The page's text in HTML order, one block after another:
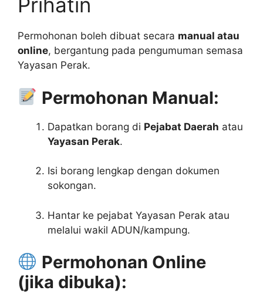
Permohonan boleh dibuat secara manual atau
online, bergantung pada pengumuman semasa
Yayasan Perak.
Permohonan Manual:
Dapatkan borang di Pejabat Daerah atau
Yayasan Perak.
Isi borang lengkap dengan dokumen
sokongan.
Hantar ke pejabat Yayasan Perak atau
melalui wakil ADUN/kampung.
Permohonan Online
(jika dibuka):